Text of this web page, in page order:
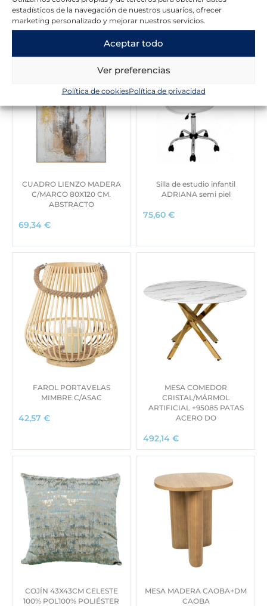
estadísticos de la navegación de nuestros usuarios, ofrecer
marketing personalizado y mejorar nuestros servicios.
Aceptar todo
Ver preferencias
Política de cookiesPolítica de privacidad
Novedades en la tienda
CUADRO LIENZO MADERA
C/MARCO 80X120 CM.
ABSTRACTO
69,34 €
Silla de estudio infantil
ADRIANA semi piel
75,60 €
FAROL PORTAVELAS
MIMBRE C/ASAC
42,57 €
MESA COMEDOR
CRISTAL/MÁRMOL
ARTIFICIAL +95085 PATAS
ACERO DO
492,14 €
COJÍN 43X43CM CELESTE
100% POL100% POLIÉSTER
MESA MADERA CAOBA+DM
CAOBA